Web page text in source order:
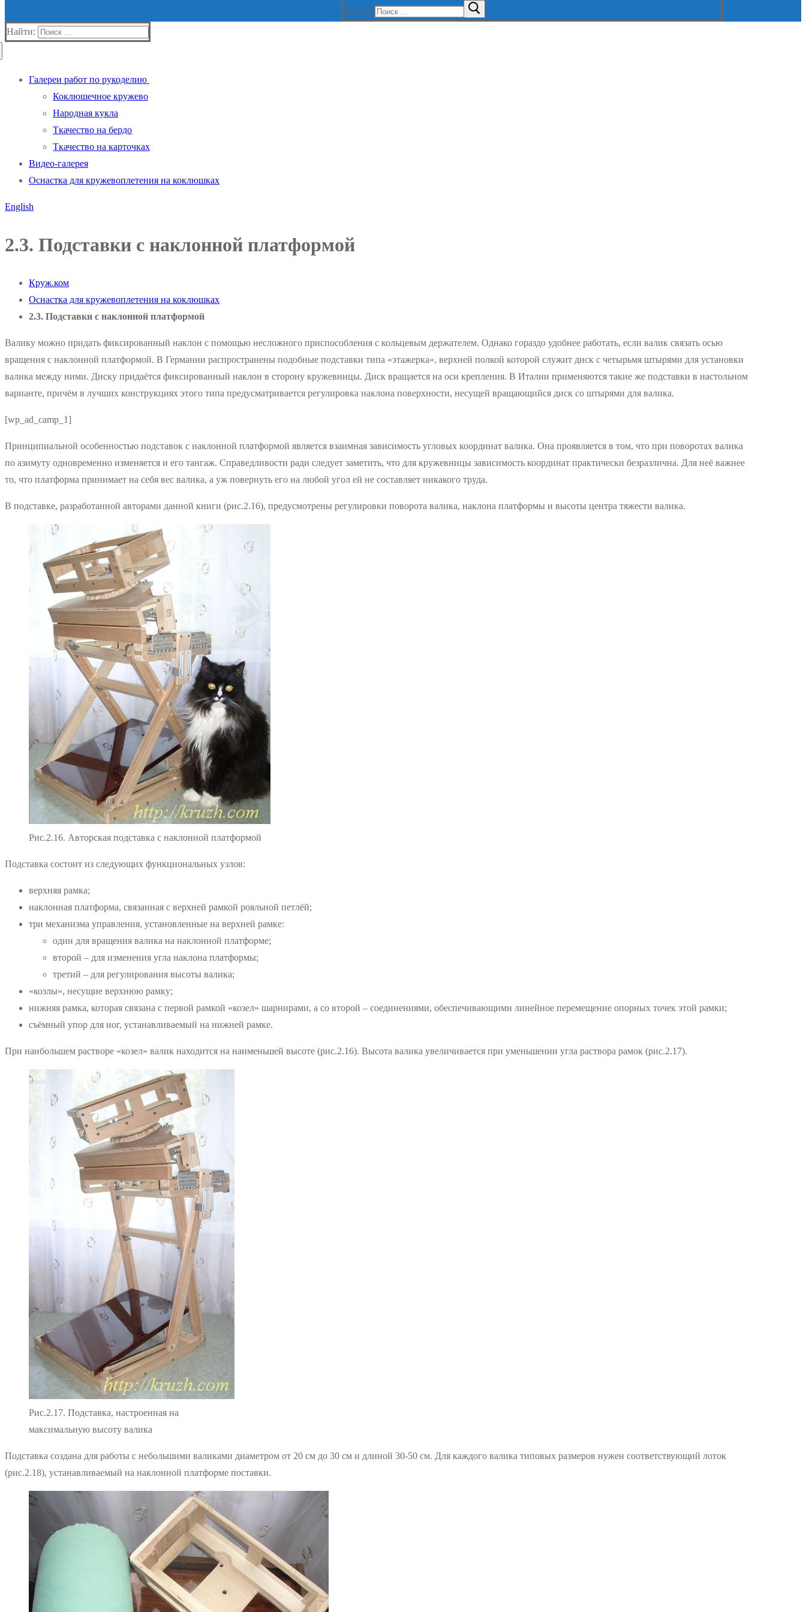
Найти:
Найти:
Галереи работ по рукоделию
Коклюшечное кружево
Народная кукла
Ткачество на бердо
Ткачество на карточках
Видео-галерея
Оснастка для кружевоплетения на коклюшках
English
2.3. Подставки с наклонной платформой
Круж.ком
Оснастка для кружевоплетения на коклюшках
2.3. Подставки с наклонной платформой
Валику можно придать фиксированный наклон с помощью несложного приспособления с кольцевым держателем. Однако гораздо удобнее работать, если валик связать осью
вращения с наклонной платформой. В Германии распространены подобные подставки типа «этажерка», верхней полкой которой служит диск с четырьмя штырями для установки
валика между ними. Диску придаётся фиксированный наклон в сторону кружевницы. Диск вращается на оси крепления. В Италии применяются такие же подставки в настольном
варианте, причём в лучших конструкциях этого типа предусматривается регулировка наклона поверхности, несущей вращающийся диск со штырями для валика.
[wp_ad_camp_1]
Принципиальной особенностью подставок с наклонной платформой является взаимная зависимость угловых координат валика. Она проявляется в том, что при поворотах валика
по азимуту одновременно изменяется и его тангаж. Справедливости ради следует заметить, что для кружевницы зависимость координат практически безразлична. Для неё важнее
то, что платформа принимает на себя вес валика, а уж повернуть его на любой угол ей не составляет никакого труда.
В подставке, разработанной авторами данной книги (рис.2.16), предусмотрены регулировки поворота валика, наклона платформы и высоты центра тяжести валика.
Рис.2.16. Авторская подставка с наклонной платформой
Подставка состоит из следующих функциональных узлов:
верхняя рамка;
наклонная платформа, связанная с верхней рамкой рояльной петлёй;
три механизма управления, установленные на верхней рамке:
один для вращения валика на наклонной платформе;
второй – для изменения угла наклона платформы;
третий – для регулирования высоты валика;
«козлы», несущие верхнюю рамку;
нижняя рамка, которая связана с первой рамкой «козел» шарнирами, а со второй – соединениями, обеспечивающими линейное перемещение опорных точек этой рамки;
съёмный упор для ног, устанавливаемый на нижней рамке.
При наибольшем растворе «козел» валик находится на наименьшей высоте (рис.2.16). Высота валика увеличивается при уменьшении угла раствора рамок (рис.2.17).
Рис.2.17. Подставка, настроенная на
максимальную высоту валика
Подставка создана для работы с небольшими валиками диаметром от 20 см до 30 см и длиной 30-50 см. Для каждого валика типовых размеров нужен соответствующий лоток
(рис.2.18), устанавливаемый на наклонной платформе поставки.